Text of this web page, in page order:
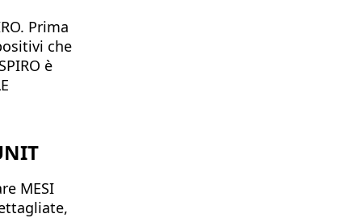
Prima
che
è
MESI